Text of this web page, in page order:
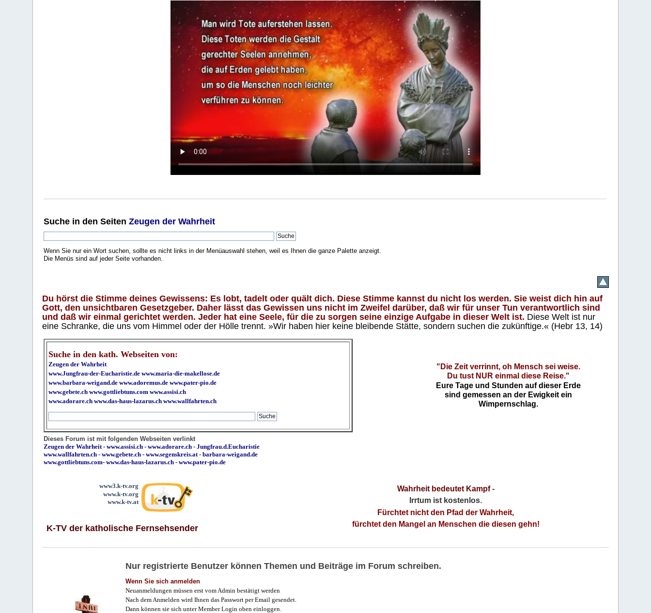
Suche in den SeitenZeugen der Wahrheit
Wenn Sie nur ein Wort suchen, sollte es nicht links in der Menüauswahl stehen, weil es Ihnen die ganze Palette anzeigt.
Die Menüs sind auf jeder Seite vorhanden.
Du hörst die Stimme deines Gewissens: Es lobt, tadelt oder quält dich. Diese Stimme kannst du nicht los werden. Sie weist dich hin auf
Gott, den unsichtbaren Gesetzgeber. Daher lässt das Gewissen uns nicht im Zweifel darüber, daß wir für unser Tun verantwortlich sind
und daß wir einmal gerichtet werden. Jeder hat eine Seele, für die zu sorgen seine einzige Aufgabe in dieser Welt ist. Diese Welt ist nur
eine Schranke, die uns vom Himmel oder der Hölle trennt. »Wir haben hier keine bleibende Stätte, sondern suchen die zukünftige.« (Hebr 13, 14)
Suche in den kath. Webseiten von:
Zeugen der Wahrheit
www.Jungfrau-der-Eucharistie.de www.maria-die-makellose.de
www.barbara-weigand.de www.adoremus.de www.pater-pio.de
www.gebete.ch www.gottliebtuns.com www.assisi.ch
www.adorare.ch www.das-haus-lazarus.ch www.wallfahrten.ch
"Die Zeit verrinnt, oh Mensch sei weise.
Du tust NUR einmal diese Reise."
Eure Tage und Stunden auf dieser Erde
sind gemessen an der Ewigkeit ein
Wimpernschlag.
Dieses Forum ist mit folgenden Webseiten verlinkt
Zeugen der Wahrheit -www.assisi.ch -www.adorare.ch -Jungfrau.d.Eucharistie
www.wallfahrten.ch -www.gebete.ch -www.segenskreis.at -barbara-weigand.de
www.gottliebtuns.com-www.das-haus-lazarus.ch - www.pater-pio.de
www3.k-tv.org
www.k-tv.org
www.k-tv.at
K-TV der katholische Fernsehsender
Wahrheit bedeutet Kampf-
Irrtum ist kostenlos.
Fürchtet nicht den Pfad der Wahrheit,
fürchtet den Mangel an Menschen die diesen gehn!
Nur registrierte Benutzer können Themen und Beiträge im Forum schreiben.
Wenn Sie sich anmelden
Neuanmeldungen müssen erst vom Admin bestätigt werden
Nach dem Anmelden wird Ihnen das Passwort per Email gesendet.
Dann können sie sich unter Member Login oben einloggen.